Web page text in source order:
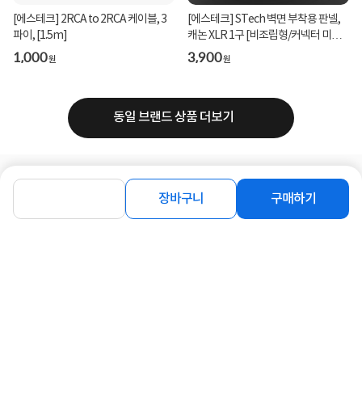
장바구니 구매하기
[에스테크] 2RCA to 2RCA 케이블, 3
파이, [1.5m]
1,000원
[에스테크] STech 벽면 부착용 판넬,
캐논 XLR 1구 [비조립형/커넥터 미포
함] [알루...
3,900원
동일 브랜드 상품 더보기
로그인 공지사항오시는길회사소개 PC버전
1588-8377 컴퓨존 APP